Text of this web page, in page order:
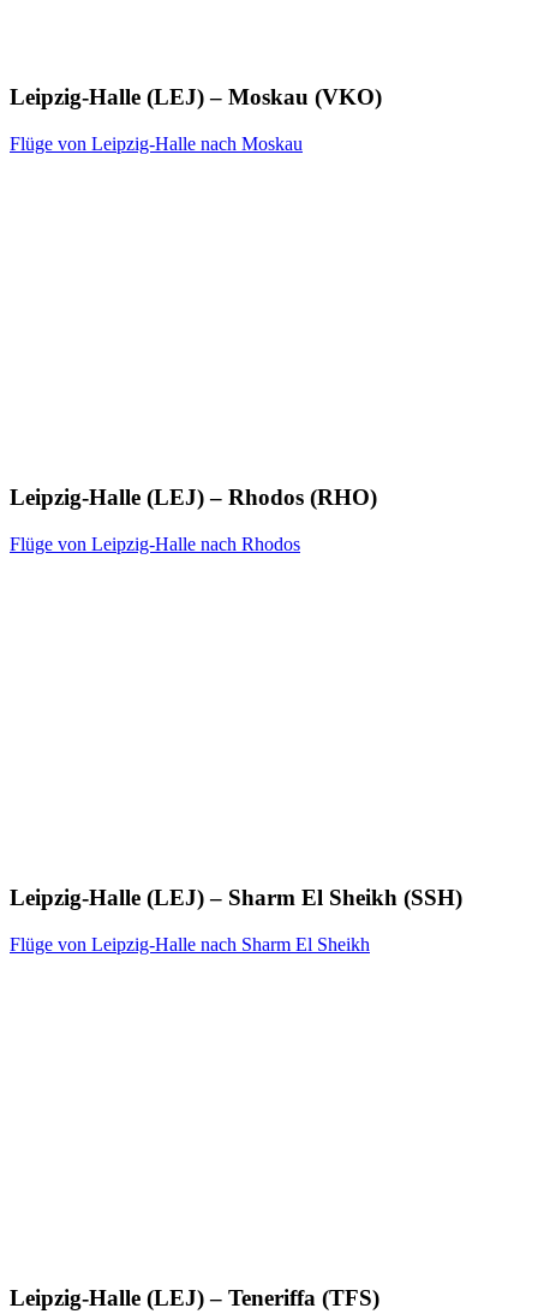
Leipzig-Halle (LEJ) – Moskau (VKO)
Flüge von Leipzig-Halle nach Moskau
Leipzig-Halle (LEJ) – Rhodos (RHO)
Flüge von Leipzig-Halle nach Rhodos
Leipzig-Halle (LEJ) – Sharm El Sheikh (SSH)
Flüge von Leipzig-Halle nach Sharm El Sheikh
Leipzig-Halle (LEJ) – Teneriffa (TFS)